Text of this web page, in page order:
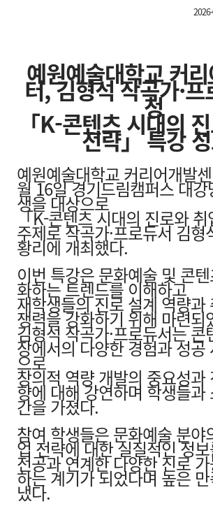
예원예술대학교 커
터, 김형석 작곡가·
청
「K-콘텐츠 시대의
전략」 특강
예원예술대학교 커리어개발
월 16일 경기드림캠퍼스 대
생을 대상으로
「K-콘텐츠 시대의 진로와
주제로 작곡가·프로듀서 김형
황리에 개최했다.
이번 특강은 문화예술 및 콘
화하는 트렌드를 이해하고
재학생들의 진로 설계 역량과
쟁력을 강화하기 위해 마련되
김형석 작곡가·프로듀서는 콘
장에서의 다양한 경험과 성공
으로
창의적 역량 개발의 중요성과
향에 대해 강연하며 학생들과
간을 가졌다.
참여 학생들은 문화예술 분야
업 전략에 대한 실질적인 정
전공과 연계한 다양한 진로
하는 계기가 되었다며 높은
냈다.